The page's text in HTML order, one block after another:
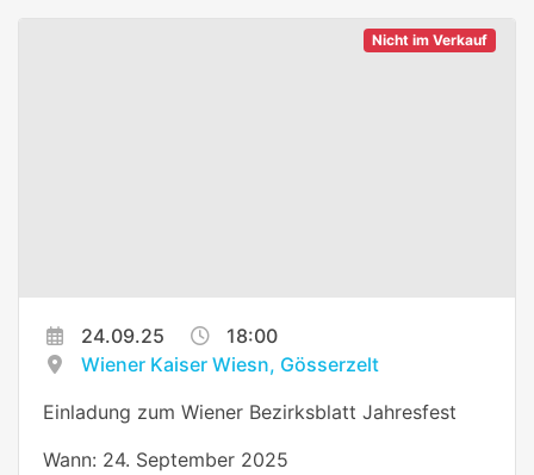
Nicht im Verkauf
24.09.25
18:00
Wiener Kaiser Wiesn, Gösserzelt
Einladung zum Wiener Bezirksblatt Jahresfest
Wann: 24. September 2025